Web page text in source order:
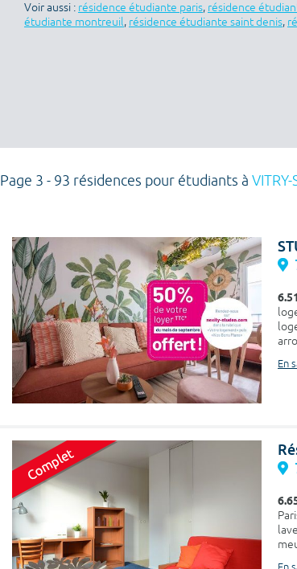
Voir aussi : résidence étudiante paris, résidence
étudiante montreuil, résidence étudiante saint denis,
Page 3 - 93 résidences pour étudiants à
En